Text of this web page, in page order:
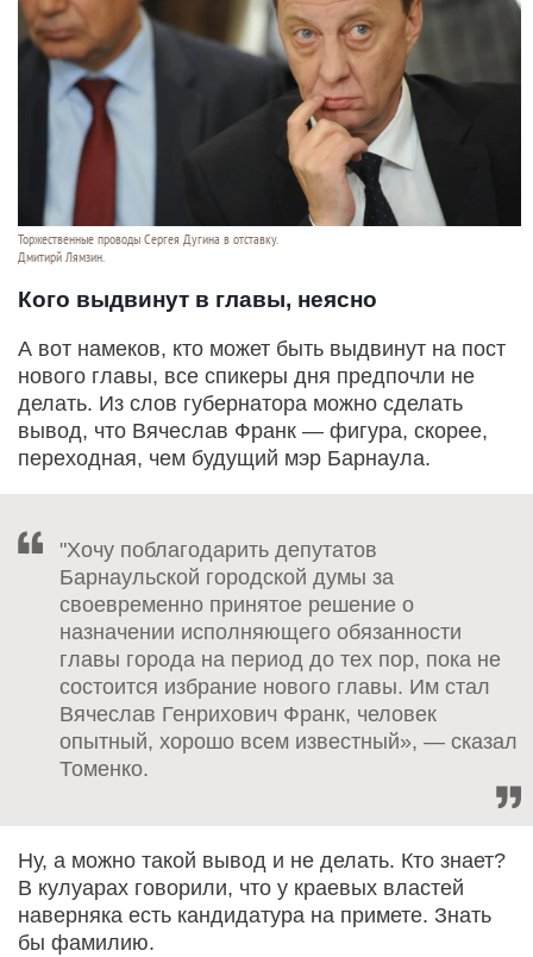
Торжественные проводы Сергея Дугина в отставку.
Дмитирй Лямзин.
Кого выдвинут в главы, неясно
А вот намеков, кто может быть выдвинут на пост
нового главы, все спикеры дня предпочли не
делать. Из слов губернатора можно сделать
вывод, что Вячеслав Франк — фигура, скорее,
переходная, чем будущий мэр Барнаула.
"Хочу поблагодарить депутатов
Барнаульской городской думы за
своевременно принятое решение о
назначении исполняющего обязанности
главы города на период до тех пор, пока не
состоится избрание нового главы. Им стал
Вячеслав Генрихович Франк, человек
опытный, хорошо всем известный», — сказал
Томенко.
Ну, а можно такой вывод и не делать. Кто знает?
В кулуарах говорили, что у краевых властей
наверняка есть кандидатура на примете. Знать
бы фамилию.